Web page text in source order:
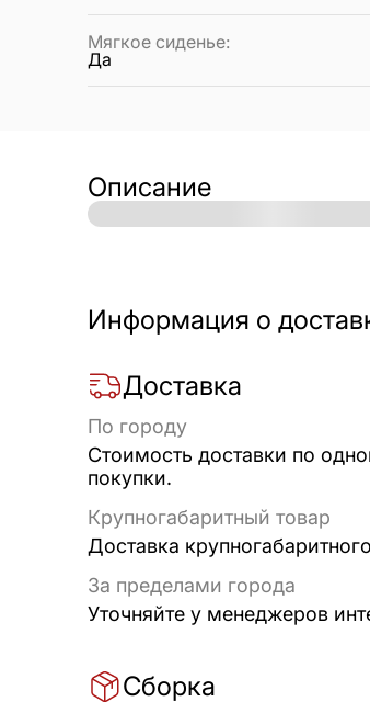
Мягкое сиденье:
Да
Описание
Информация о
Доставка
По городу
Стоимость доставки по
покупки.
Крупногабаритный товар
Доставка
За пределами города
Уточняйте у менеджеров
Сборка